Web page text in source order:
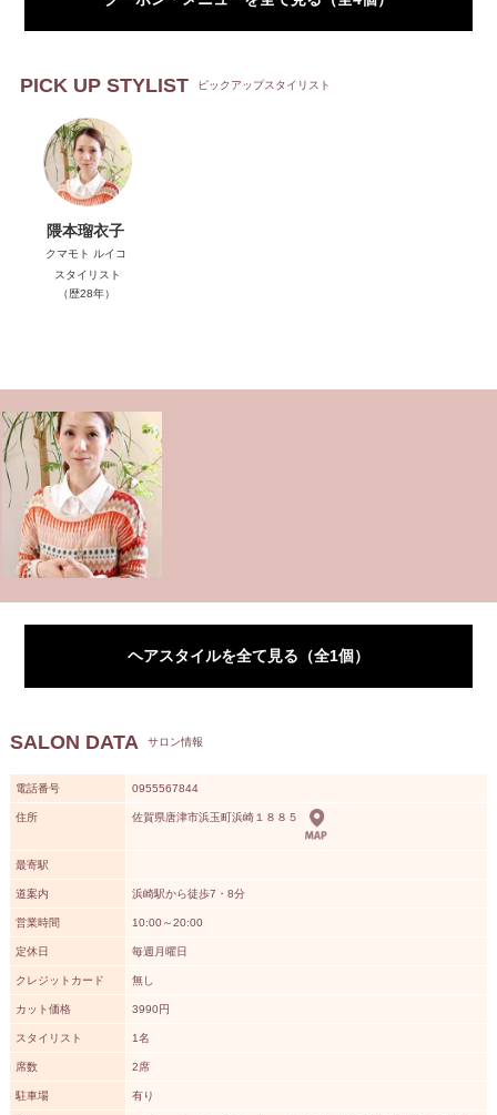
PICK UP STYLIST ピックアップスタイリスト
隈本瑠衣子
クマモト ルイコ
スタイリスト
（歴28年）
ヘアスタイルを全て見る（全1個）
SALON DATA サロン情報
電話番号 0955567844
住所 佐賀県唐津市浜玉町浜崎１８８５
最寄駅
道案内 浜崎駅から徒歩7・8分
営業時間 10:00～20:00
定休日 毎週月曜日
クレジットカード 無し
カット価格 3990円
スタイリスト 1名
席数 2席
駐車場 有り